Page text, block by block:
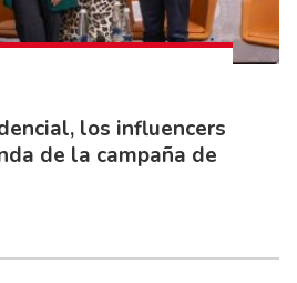
los influencers
de la campaña de